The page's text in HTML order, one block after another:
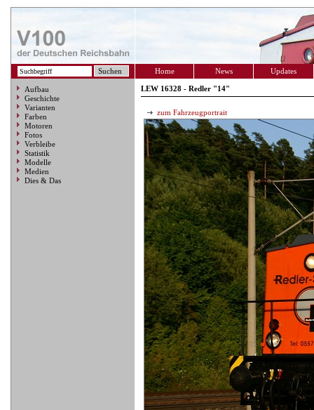
Home News Updates
Aufbau
Geschichte
Varianten
Farben
Motoren
Fotos
Verbleibe
Statistik
Modelle
Medien
Dies & Das
LEW 16328 - Redler "14"
zum Fahrzeugportrait